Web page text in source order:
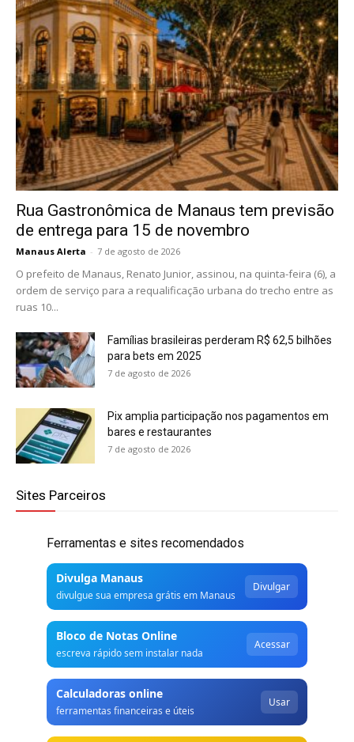
Rua Gastronômica de Manaus tem previsão
de entrega para 15 de novembro
Manaus Alerta - 7 de agosto de 2026
O prefeito de Manaus, Renato Junior, assinou, na quinta-feira (6), a
ordem de serviço para a requalificação urbana do trecho entre as
ruas 10...
Famílias brasileiras perderam R$ 62,5 bilhões
para bets em 2025
7 de agosto de 2026
Pix amplia participação nos pagamentos em
bares e restaurantes
7 de agosto de 2026
Sites Parceiros
Ferramentas e sites recomendados
Divulga Manaus
divulgue sua empresa grátis em Manaus
Divulgar
Bloco de Notas Online
escreva rápido sem instalar nada
Acessar
Calculadoras online
ferramentas financeiras e úteis
Usar